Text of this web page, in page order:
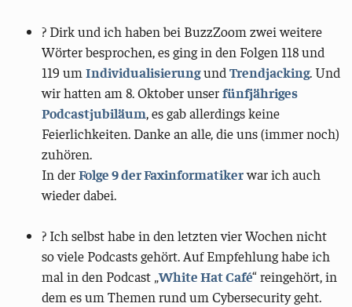
?️ Dirk und ich haben bei BuzzZoom zwei weitere
Wörter besprochen, es ging in den Folgen 118 und
119 umIndividualisierungundTrendjacking. Und
wir hatten am 8. Oktober unserfünfjähriges
Podcastjubiläum, es gab allerdings keine
Feierlichkeiten. Danke an alle, die uns (immer noch)
zuhören.
In derFolge 9 der Faxinformatikerwar ich auch
wieder dabei.
? Ich selbst habe in den letzten vier Wochen nicht
so viele Podcasts gehört. Auf Empfehlung habe ich
mal in den Podcast „White Hat Café“ reingehört, in
dem es um Themen rund um Cybersecurity geht.